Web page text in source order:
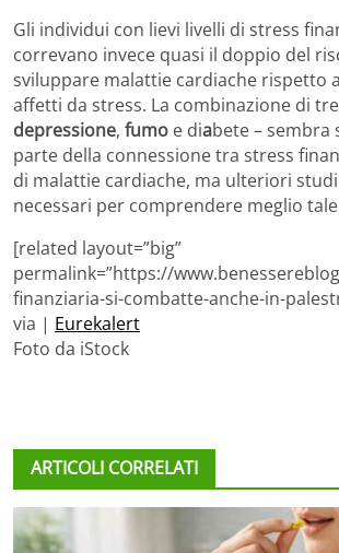
Gli individui con lievi livelli di stress
correvano invece quasi il doppio del
sviluppare malattie cardiache rispetto
affetti da stress. La combinazione di
depressione, fumo e diabete – sembra
parte della connessione tra stress
di malattie cardiache, ma ulteriori
necessari per comprendere meglio
[related layout=”big”
permalink=”https://
finanziaria-si-combatte-anche-in-
via | Eurekalert
Foto da iStock
ARTICOLI CORRELATI